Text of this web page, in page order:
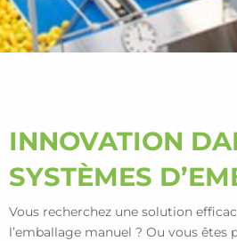
INNOVATION
SYSTÈMES
Vous recherchez une solution
l’emballage manuel ? Ou vous êtes